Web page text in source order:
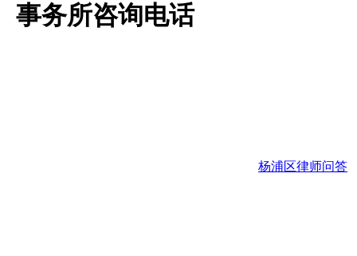
事务所咨询电话
杨浦区律师问答